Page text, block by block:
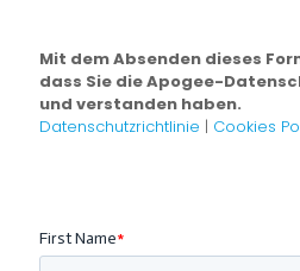
Mit dem Absenden dieses
dass Sie die Apogee-
und verstanden haben.
Datenschutzrichtlinie | Cookies